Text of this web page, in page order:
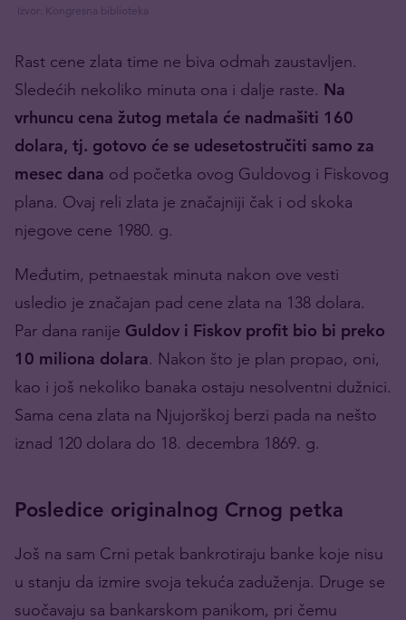
Izvor: Kongresna biblioteka
Rast cene zlata time ne biva odmah zaustavljen.
Sledećih nekoliko minuta ona i dalje raste. Na
vrhuncu cena žutog metala će nadmašiti 160
dolara, tj. gotovo će se udesetostručiti samo za
mesec dana od početka ovog Guldovog i Fiskovog
plana. Ovaj reli zlata je značajniji čak i od skoka
njegove cene 1980. g.
Međutim, petnaestak minuta nakon ove vesti
usledio je značajan pad cene zlata na 138 dolara.
Par dana ranije Guldov i Fiskov profit bio bi preko
10 miliona dolara. Nakon što je plan propao, oni,
kao i još nekoliko banaka ostaju nesolventni dužnici.
Sama cena zlata na Njujorškoj berzi pada na nešto
iznad 120 dolara do 18. decembra 1869. g.
Posledice originalnog Crnog petka
Još na sam Crni petak bankrotiraju banke koje nisu
u stanju da izmire svoja tekuća zaduženja. Druge se
suočavaju sa bankarskom panikom, pri čemu